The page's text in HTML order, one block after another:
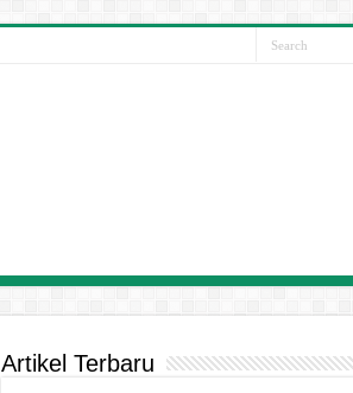
Artikel Terbaru